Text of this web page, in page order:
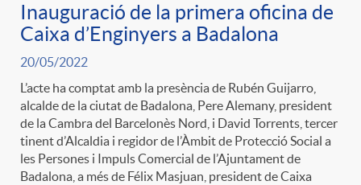
Inauguració de la primera oficina de
Caixa d’Enginyers a Badalona
20/05/2022
L’acte ha comptat amb la presència de Rubén Guijarro,
alcalde de la ciutat de Badalona, Pere Alemany, president
de la Cambra del Barcelonès Nord, i David Torrents, tercer
tinent d’Alcaldia i regidor de l’Àmbit de Protecció Social a
les Persones i Impuls Comercial de l’Ajuntament de
Badalona, a més de Félix Masjuan, president de Caixa